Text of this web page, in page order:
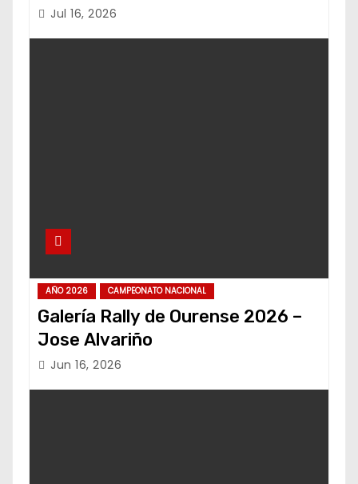
Jul 16, 2026
AÑO 2026 CAMPEONATO NACIONAL
Galería Rally de Ourense 2026 –
Jose Alvariño
Jun 16, 2026